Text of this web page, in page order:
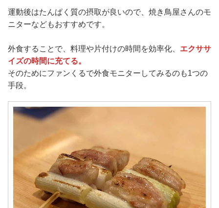
運動後はたんぱく質の摂取が良いので、焼き鳥屋さんのモ
ニターなどもおすすめです。
外食することで、料理や片付けの時間を効率化、 エクササ
イズの時間に充てる。
そのためにファンくるで外食モニターしてみるのも1つの
手段。